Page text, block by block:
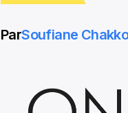
ParSoufiane